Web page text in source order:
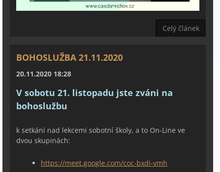
Celý článek
BOHOSLUŽBA 21.11.2020
20.11.2020 18:28
V sobotu 21. listopadu jste zváni na
bohoslužbu
k setkání nad lekcemi sobotní školy, a to On-Line ve
dvou skupinách:
https://meet.google.com/coc-bxdi-vmh